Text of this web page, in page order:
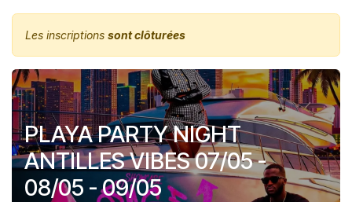
Les inscriptions sont clôturées
PLAYA PARTY NIGHT
ANTILLES VIBES 07/05 -
08/05 - 09/05